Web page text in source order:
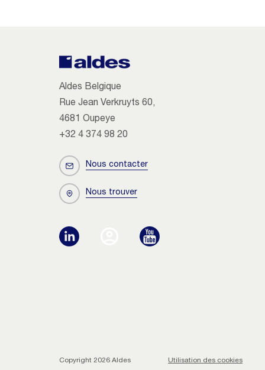
Aldes Belgique
Rue Jean Verkruyts 60,
4681 Oupeye
+32 4 374 98 20
Nous contacter
Nous trouver
Copyright 2026 Aldes Utilisation des cookies